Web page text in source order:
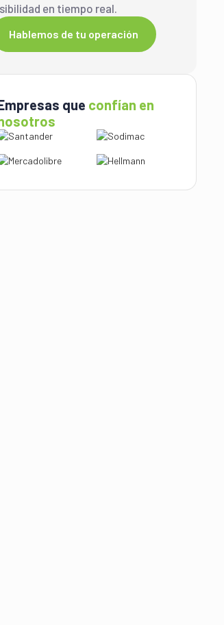
en tiempo real.
Hablemos de tu operación
que confían en